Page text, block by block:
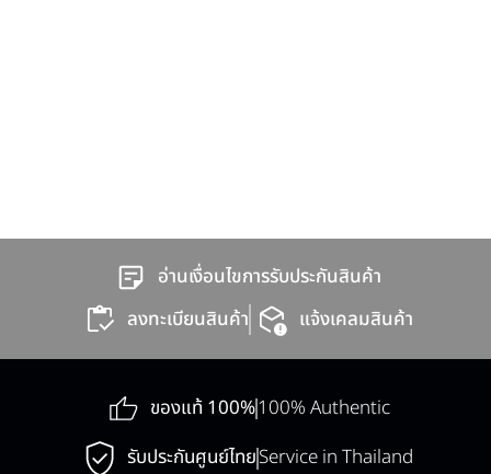
อ่านเงื่อนไขการรับประกันสินค้า
ลงทะเบียนสินค้า
แจ้งเคลมสินค้า
ของแท้ 100%100% Authentic
รับประกันศูนย์ไทยService in Thailand